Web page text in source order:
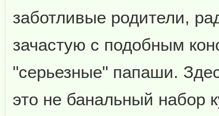
заботливые родители,
зачастую с подобным
"серьезные" папаши.
это не банальный набор